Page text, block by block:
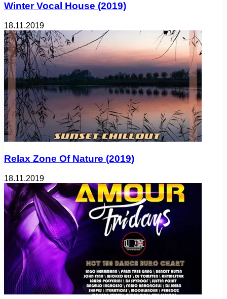
Winter Vocal House (2019)
18.11.2019
Relax Zone Of Nature (2019)
18.11.2019